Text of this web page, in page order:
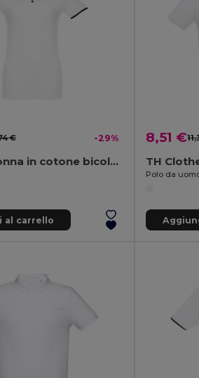
€ -29%
Polo da donna in cotone bicolore
al carrello
8,51 €
TH